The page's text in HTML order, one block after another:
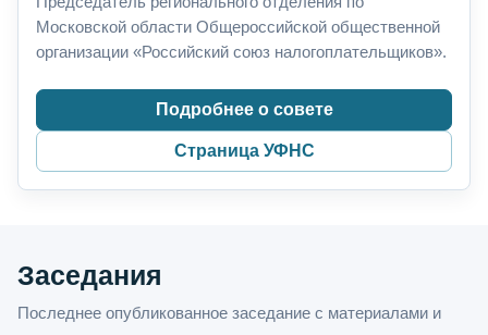
Московской области Общероссийской общественной
организации «Российский союз налогоплательщиков».
Подробнее о совете
Страница УФНС
Заседания
Последнее опубликованное заседание с материалами и